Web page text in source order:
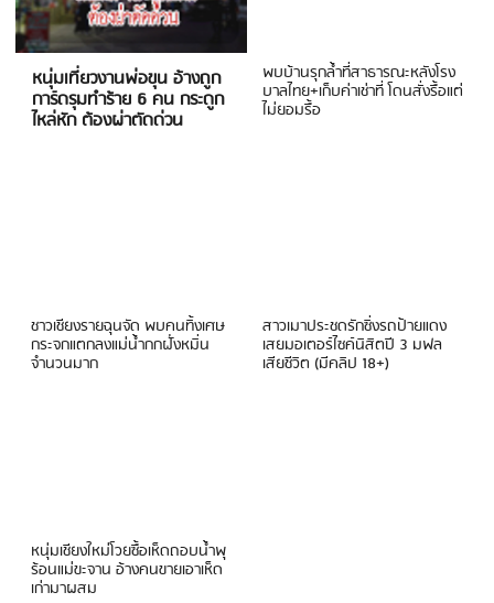
หนุ่มเที่ยวงานพ่อขุน อ้างถูก
การ์ดรุมทำร้าย 6 คน กระดูก
ไหล่หัก ต้องผ่าตัดด่วน
พบบ้านรุกล้ำที่สาธารณะหลังโรง
บาลไทย+เก็บค่าเช่าที่ โดนสั่งรื้อแต่
ไม่ยอมรื้อ
ชาวเชียงรายฉุนจัด พบคนทิ้งเศษ
กระจกแตกลงแม่น้ำกกฝั่งหมิ่น
จำนวนมาก
สาวเมาประชดรักซิ่งรถป้ายแดง
เสยมอเตอร์ไซค์นิสิตปี 3 มฟล
เสียชีวิต (มีคลิป 18+)
หนุ่มเชียงใหม่โวยซื้อเห็ดถอบน้ำพุ
ร้อนแม่ขะจาน อ้างคนขายเอาเห็ด
เก่ามาผสม